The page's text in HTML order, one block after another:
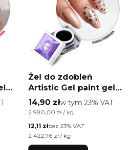
Żel do zdobień
Artistic Gel paint gel
ombre ornamenty
Allepaznokcie
HEMA /Di-HEMA free
Cena brutto
14,90 złw tym %s VAT
w tym 23% VAT
Cena jednostkowa brutto
2 980,00 zł / kg
Cena netto
12,11 złbez 23% VAT
Cena jednostkowa netto
2 422,76 zł / kg